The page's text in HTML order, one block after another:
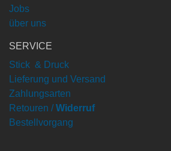
Jobs
über uns
SERVICE
Stick & Druck
Lieferung und Versand
Zahlungsarten
Retouren / Widerruf
Bestellvorgang